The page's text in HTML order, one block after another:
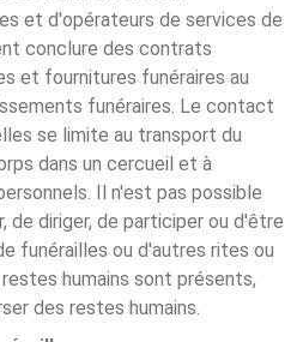
et d'opérateurs de services de
conclure des contrats
et fournitures funéraires au
funéraires. Le contact
se limite au transport du
dans un cercueil et à
Il n'est pas possible
de diriger, de participer ou d'être
funérailles ou d'autres rites ou
humains sont présents,
des restes humains.